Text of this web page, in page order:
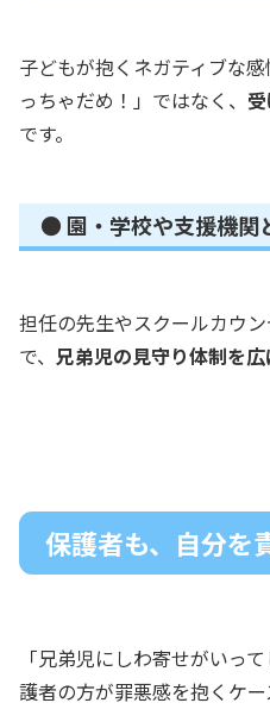
子どもが抱くネガティブな
っちゃだめ！」ではなく、
です。
● 園・学校や支援機関
担任の先生やスクールカウ
で、 兄弟児の見守り体制を広
保護者も、自分を
「兄弟児にしわ寄せがいっ
護者の方が罪悪感を抱くケー